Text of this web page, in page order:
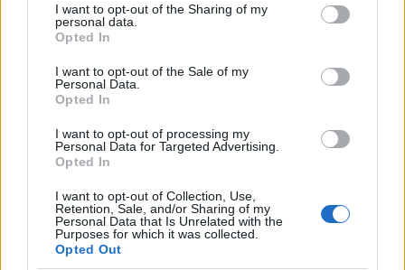
not limited to your visit or usage behaviour. You may click to
grant or deny consent to Google and its third-party tags to
use your data for below specified purposes in below Google
consent section.
I want to opt-out of the Sharing of my
personal data.
Opted In
I want to opt-out of the Sale of my
Personal Data.
Opted In
I want to opt-out of processing my
Personal Data for Targeted Advertising.
Opted In
I want to opt-out of Collection, Use,
Retention, Sale, and/or Sharing of my
Personal Data that Is Unrelated with the
Purposes for which it was collected.
Opted Out